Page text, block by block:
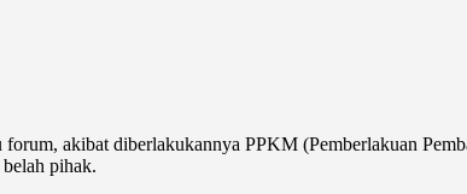
forum, akibat diberlakukannya PPKM (Pemberlakuan
pihak.